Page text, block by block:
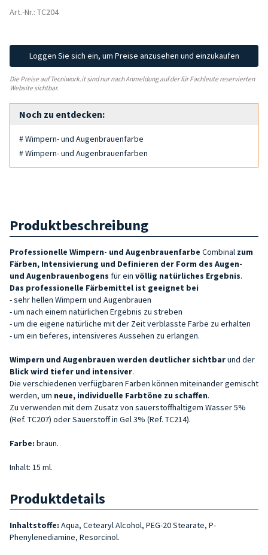
Art.-Nr.: TC204
Loggen Sie sich ein, um Preise anzusehen und einzukaufen
Die Preise auf Tecniwork.it sind nur nach Anmeldung auf der für Fachleute reservierten
Website sichtbar.
Noch zu entdecken:
# Wimpern- und Augenbrauenfarbe
# Wimpern- und Augenbrauenfarben
Produktbeschreibung
Professionelle Wimpern- und Augenbrauenfarbe Combinal zum
Färben, Intensivierung und Definieren der Form des Augen-
und Augenbrauenbogens für ein völlig natürliches Ergebnis.
Das professionelle Färbemittel ist geeignet bei
- sehr hellen Wimpern und Augenbrauen
- um nach einem natürlichen Ergebnis zu streben
- um die eigene natürliche mit der Zeit verblasste Farbe zu erhalten
- um ein tieferes, intensiveres Aussehen zu erlangen.
Wimpern und Augenbrauen werden deutlicher sichtbarund der
Blick wird tiefer und intensiver.
Die verschiedenen verfügbaren Farben können miteinander gemischt
werden, um neue, individuelle Farbtöne zu schaffen.
Zu verwenden mit dem Zusatz von sauerstoffhaltigem Wasser 5%
(Ref. TC207) oder Sauerstoff in Gel 3% (Ref. TC214).
Farbe: braun.
Inhalt: 15 ml.
Produktdetails
Inhaltstoffe: Aqua, Cetearyl Alcohol, PEG-20 Stearate, P-
Phenylenediamine, Resorcinol.